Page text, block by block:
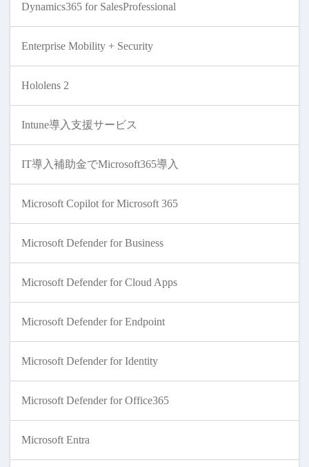
Dynamics365 for SalesProfessional
Enterprise Mobility + Security
Hololens 2
Intune導入支援サービス
IT導入補助金でMicrosoft365導入
Microsoft Copilot for Microsoft 365
Microsoft Defender for Business
Microsoft Defender for Cloud Apps
Microsoft Defender for Endpoint
Microsoft Defender for Identity
Microsoft Defender for Office365
Microsoft Entra